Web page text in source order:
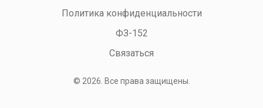
Политика конфиденциальности
ФЗ-152
Связаться
© 2026. Все права защищены.